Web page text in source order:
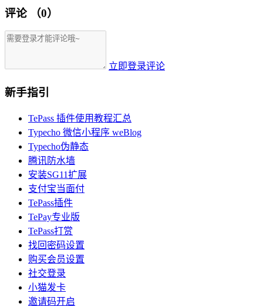
评论 （0）
立即登录评论
新手指引
TePass 插件使用教程汇总
Typecho 微信小程序 weBlog
Typecho伪静态
腾讯防水墙
安装SG11扩展
支付宝当面付
TePass插件
TePay专业版
TePass打赏
找回密码设置
购买会员设置
社交登录
小猫发卡
邀请码开启